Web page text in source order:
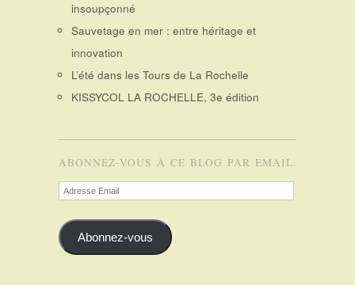
insoupçonné
Sauvetage en mer : entre héritage et
innovation
L’été dans les Tours de La Rochelle
KISSYCOL LA ROCHELLE, 3e édition
ABONNEZ-VOUS À CE BLOG PAR EMAIL.
Adresse
Email
Abonnez-vous